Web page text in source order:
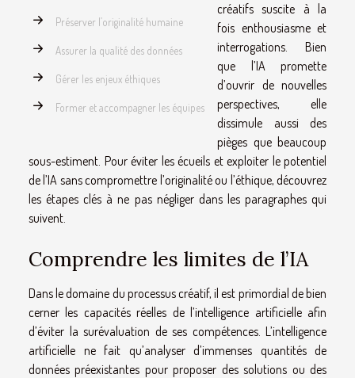
Préserver l’originalité humaine
Assurer la qualité des données
Gérer les enjeux éthiques
Former et accompagner les équipes
créatifs suscite à la
fois enthousiasme et
interrogations. Bien
que l’IA promette
d’ouvrir de nouvelles
perspectives, elle
dissimule aussi des
pièges que beaucoup
sous-estiment. Pour éviter les écueils et exploiter le potentiel
de l’IA sans compromettre l’originalité ou l’éthique, découvrez
les étapes clés à ne pas négliger dans les paragraphes qui
suivent.
Comprendre les limites de l’IA
Dans le domaine du processus créatif, il est primordial de bien
cerner les capacités réelles de l’intelligence artificielle afin
d’éviter la surévaluation de ses compétences. L’intelligence
artificielle ne fait qu’analyser d’immenses quantités de
données préexistantes pour proposer des solutions ou des